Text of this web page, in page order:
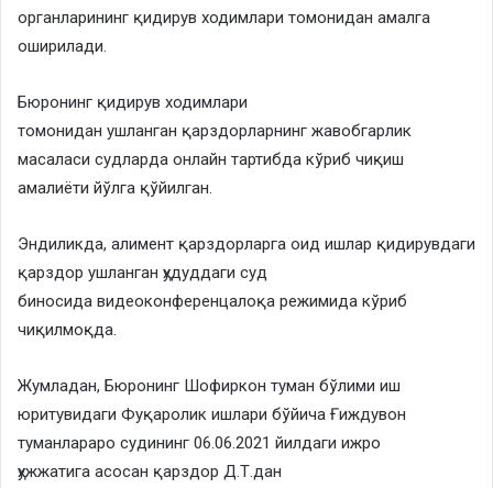
органларининг қидирув ходимлари томонидан амалга
оширилади.
​Бюронинг қидирув ходимлари
томонидан ушланган қарздорларнинг жавобгарлик
масаласи судларда онлайн тартибда кўриб чиқиш
амалиёти йўлга қўйилган.
Эндиликда, алимент қарздорларга оид ишлар қидирувдаги
қарздор ушланган ҳудуддаги суд
биносида видеоконференцалоқа режимида кўриб
чиқилмоқда.
​Жумладан, Бюронинг Шофиркон туман бўлими иш
юритувидаги Фуқаролик ишлари бўйича Ғиждувон
туманлараро судининг 06.06.2021 йилдаги ижро
ҳужжатига асосан қарздор Д.Т.дан